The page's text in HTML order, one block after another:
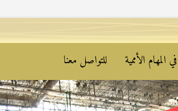
المهام الأممية للتواصل معنا